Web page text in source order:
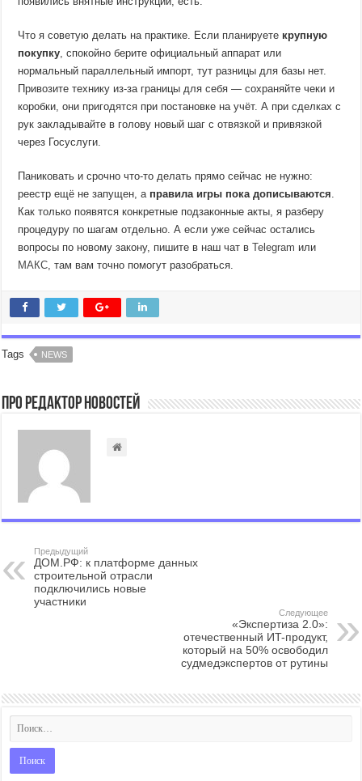
Что я советую делать на практике. Если планируете крупную
покупку , спокойно берите официальный аппарат или
нормальный параллельный импорт, тут разницы для базы нет.
Привозите технику из-за границы для себя — сохраняйте чеки и
коробки, они пригодятся при постановке на учёт. А при сделках с
рук закладывайте в голову новый шаг с отвязкой и привязкой
через Госуслуги.
Паниковать и срочно что-то делать прямо сейчас не нужно:
реестр ещё не запущен, а правила игры пока дописываются
Как только появятся конкретные подзаконные акты, я разберу
процедуру по шагам отдельно. А если уже сейчас остались
вопросы по новому закону, пишите в наш чат вTelegram или
МАКС , там вам точно помогут разобраться.
Tags NEWS
Про Редактор Новостей
Предыдущий
ДОМ.РФ: к платформе данных
строительной отрасли
подключились новые
участники
Следующее
«Экспертиза 2.0»:
отечественный ИT-продукт,
который на 50% освободил
судмедэкспертов от рутины